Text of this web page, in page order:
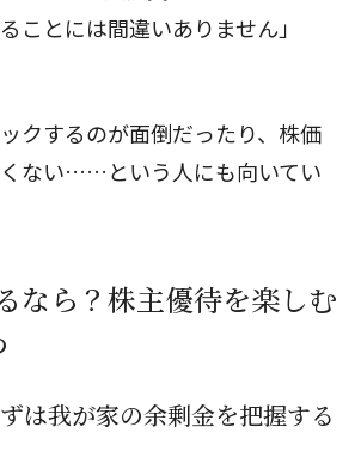
ことには間違いありません」
クするのが面倒だったり、株価
ない……という人にも向いてい
なら？株主優待を楽しむ
は我が家の余剰金を把握する